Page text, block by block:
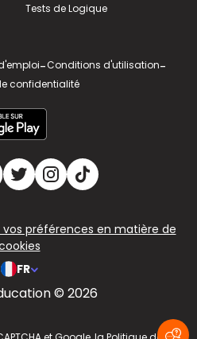
Tests de Logique
-Conditions d'utilisation-
confidentialité
préférences en matière de
FR
© 2026